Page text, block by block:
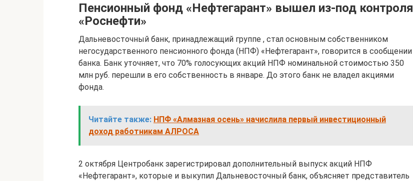
Пенсионный фонд «Нефтегарант» вышел из-под контроля
«Роснефти»
Дальневосточный банк, принадлежащий группе , стал основным собственником
негосударственного пенсионного фонда (НПФ) «Нефтегарант», говорится в сообщении
банка. Банк уточняет, что 70% голосующих акций НПФ номинальной стоимостью 350
млн руб. перешли в его собственность в январе. До этого банк не владел акциями
фонда.
Читайте также: НПФ «Алмазная осень» начислила первый инвестиционный
доход работникам АЛРОСА
2 октября Центробанк зарегистрировал дополнительный выпуск акций НПФ
«Нефтегарант», которые и выкупил Дальневосточный банк, объясняет представитель